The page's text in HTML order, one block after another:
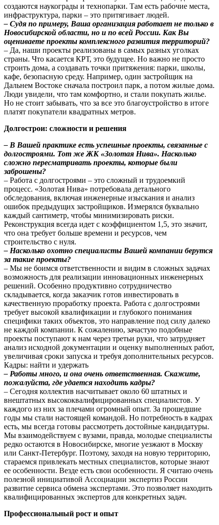
создаются наукограды и технопарки. Там есть рабочие места,
инфраструктура, парки – это притягивает людей.
– Судя по примеру, Ваша организация работает не только в
Новосибирской области, но и по всей России. Как Вы
оцениваете проекты комплексного развития территорий?
– Да, наши проекты реализованы в самых разных уголках
страны. Что касается КРТ, это будущее. Но важно не просто
строить дома, а создавать точки притяжения: парки, школы,
кафе, безопасную среду. Например, один застройщик на
Дальнем Востоке сначала построил парк, а потом жилые дома.
Люди увидели, что там комфортно, и стали покупать жилье.
Но не стоит забывать, что за все это благоустройство в итоге
платят покупатели квадратных метров.
Долгострои: сложности и решения
– В Вашей практике есть успешные проекты, связанные с
долгостроями. Тот же ЖК «Золотая Нива». Насколько
сложно пересматривать проекты, которые были
заброшены?
– Работа с долгостроями – это сложный и трудоемкий
процесс. «Золотая Нива» потребовала детального
обследования, включая инженерные изыскания и анализ
ошибок предыдущих застройщиков. Измерялся буквально
каждый сантиметр, чтобы минимизировать риски.
Реконструкция всегда идет с коэффициентом 1,5, это значит,
что она требует больше времени и ресурсов, чем
строительство с нуля.
– Насколько охотно специалисты Вашей компании берутся
за такие проекты?
– Мы не боимся ответственности и видим в сложных задачах
возможность для реализации инновационных инженерных
решений. Особенно продуктивно сотрудничество
складывается, когда заказчик готов инвестировать в
качественную проработку проекта. Работа с долгостроями
требует высокой квалификации и глубокого понимания
специфики таких объектов, это направление под силу далеко
не каждой компании. К сожалению, зачастую подобные
проекты поступают к нам через третьи руки, что затрудняет
анализ исходной документации и оценку выполненных работ,
увеличивая сроки запуска и требуя дополнительных ресурсов.
Кадры: найти и удержать
– Работы много, и она очень ответственная. Скажите,
пожалуйста, где удается находить кадры?
– Сегодня коллектив насчитывает около 60 штатных и
внештатных высококвалифицированных специалистов. У
каждого из них за плечами огромный опыт. За прошедшие
годы мы стали настоящей командой. Но потребность в кадрах
есть, мы всегда готовы рассмотреть достойные кандидатуры.
Мы взаимодействуем с вузами, правда, молодые специалисты
редко остаются в Новосибирске, многие уезжают в Москву
или Санкт-Петербург. Поэтому, заходя на новую территорию,
стараемся привлекать местных специалистов, которые знают
ее особенности. Везде есть свои особенности. Я считаю очень
полезной инициативой Ассоциации экспертиз России
развитие сервиса обмена экспертами. Это позволяет находить
квалифицированных экспертов для конкретных задач.
Профессиональный рост и опыт